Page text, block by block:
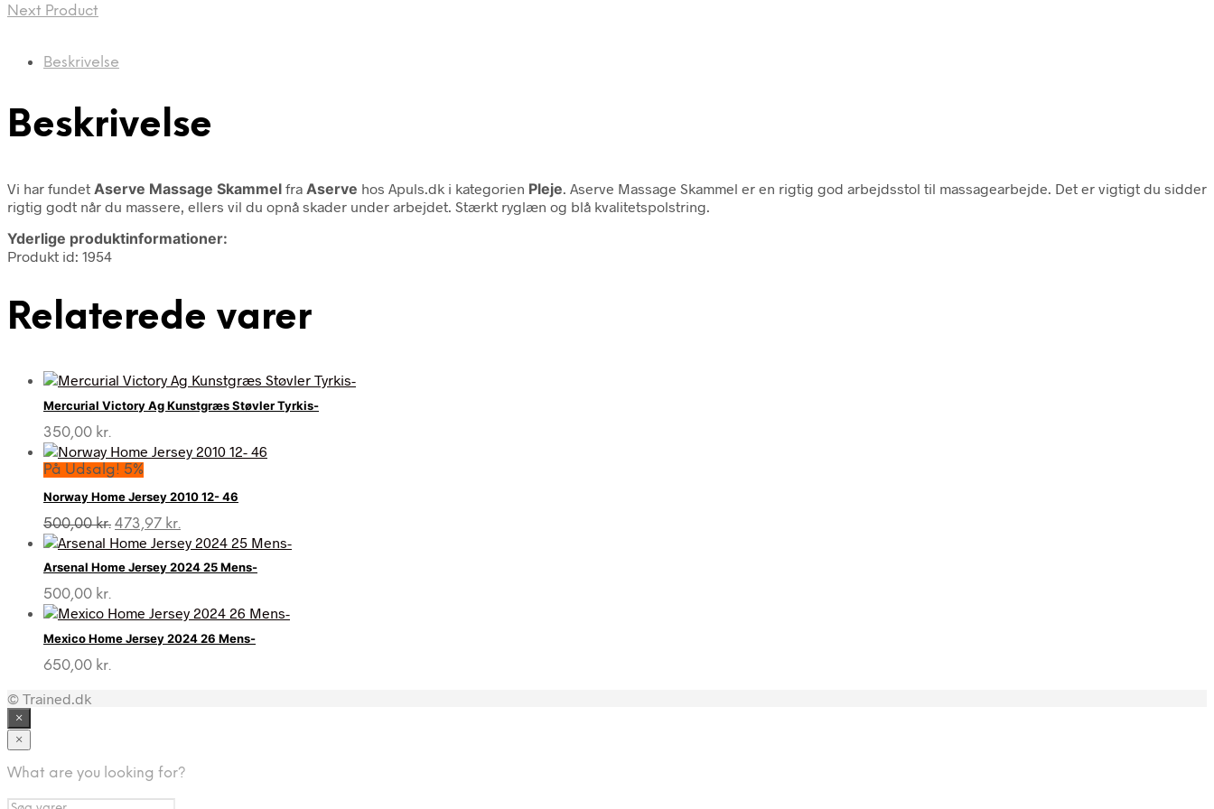
Next Product
Beskrivelse
Beskrivelse
Vi har fundet Aserve Massage Skammel fra Aserve hos Apuls.dk i kategorien Pleje . Aserve Massage Skammel er en rigtig god arbejdsstol til massagearbejde. Det er vigtigt du sidder
rigtig godt når du massere, ellers vil du opnå skader under arbejdet. Stærkt ryglæn og blå kvalitetspolstring.
Yderlige produktinformationer:
Produkt id: 1954
Relaterede varer
Mercurial Victory Ag Kunstgræs Støvler Tyrkis-
350,00 kr.
På Udsalg! 5%
Norway Home Jersey 2010 12- 46
500,00kr. Den
oprindelige
var:
473,97 kr.
aktuelle
er:
Arsenal Home Jersey 2024 25 Mens-
500,00 kr.
Mexico Home Jersey 2024 26 Mens-
650,00 kr.
© Trained.dk
×
×
What are you looking for?